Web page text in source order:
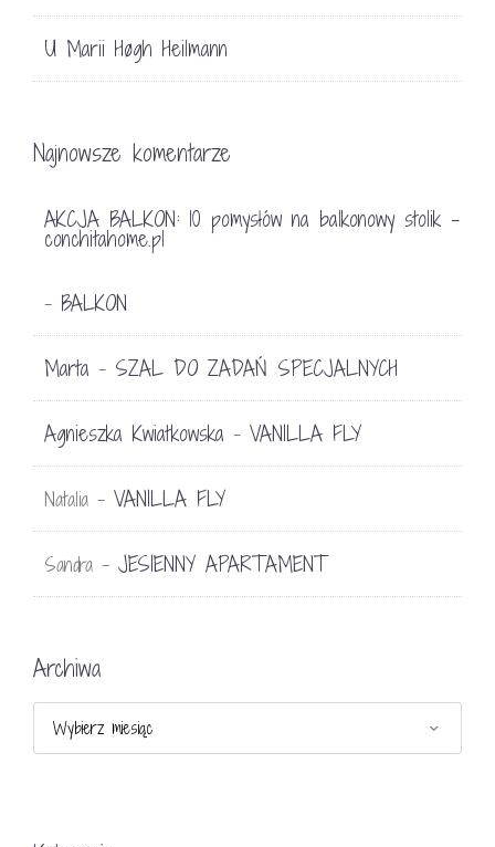
U Marii Høgh Heilmann
Najnowsze komentarze
AKCJA BALKON: 10 pomysłów na balkonowy stolik -
conchitahome.pl
- BALKON
Marta - SZAL DO ZADAŃ SPECJALNYCH
Agnieszka Kwiatkowska - VANILLA FLY
Natalia - VANILLA FLY
Sandra - JESIENNY APARTAMENT
Archiwa